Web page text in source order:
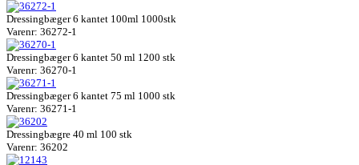
Dressingbæger 6 kantet 100ml 1000stk
Varenr: 36272-1
Dressingbæger 6 kantet 50 ml 1200 stk
Varenr: 36270-1
Dressingbæger 6 kantet 75 ml 1000 stk
Varenr: 36271-1
Dressingbægre 40 ml 100 stk
Varenr: 36202